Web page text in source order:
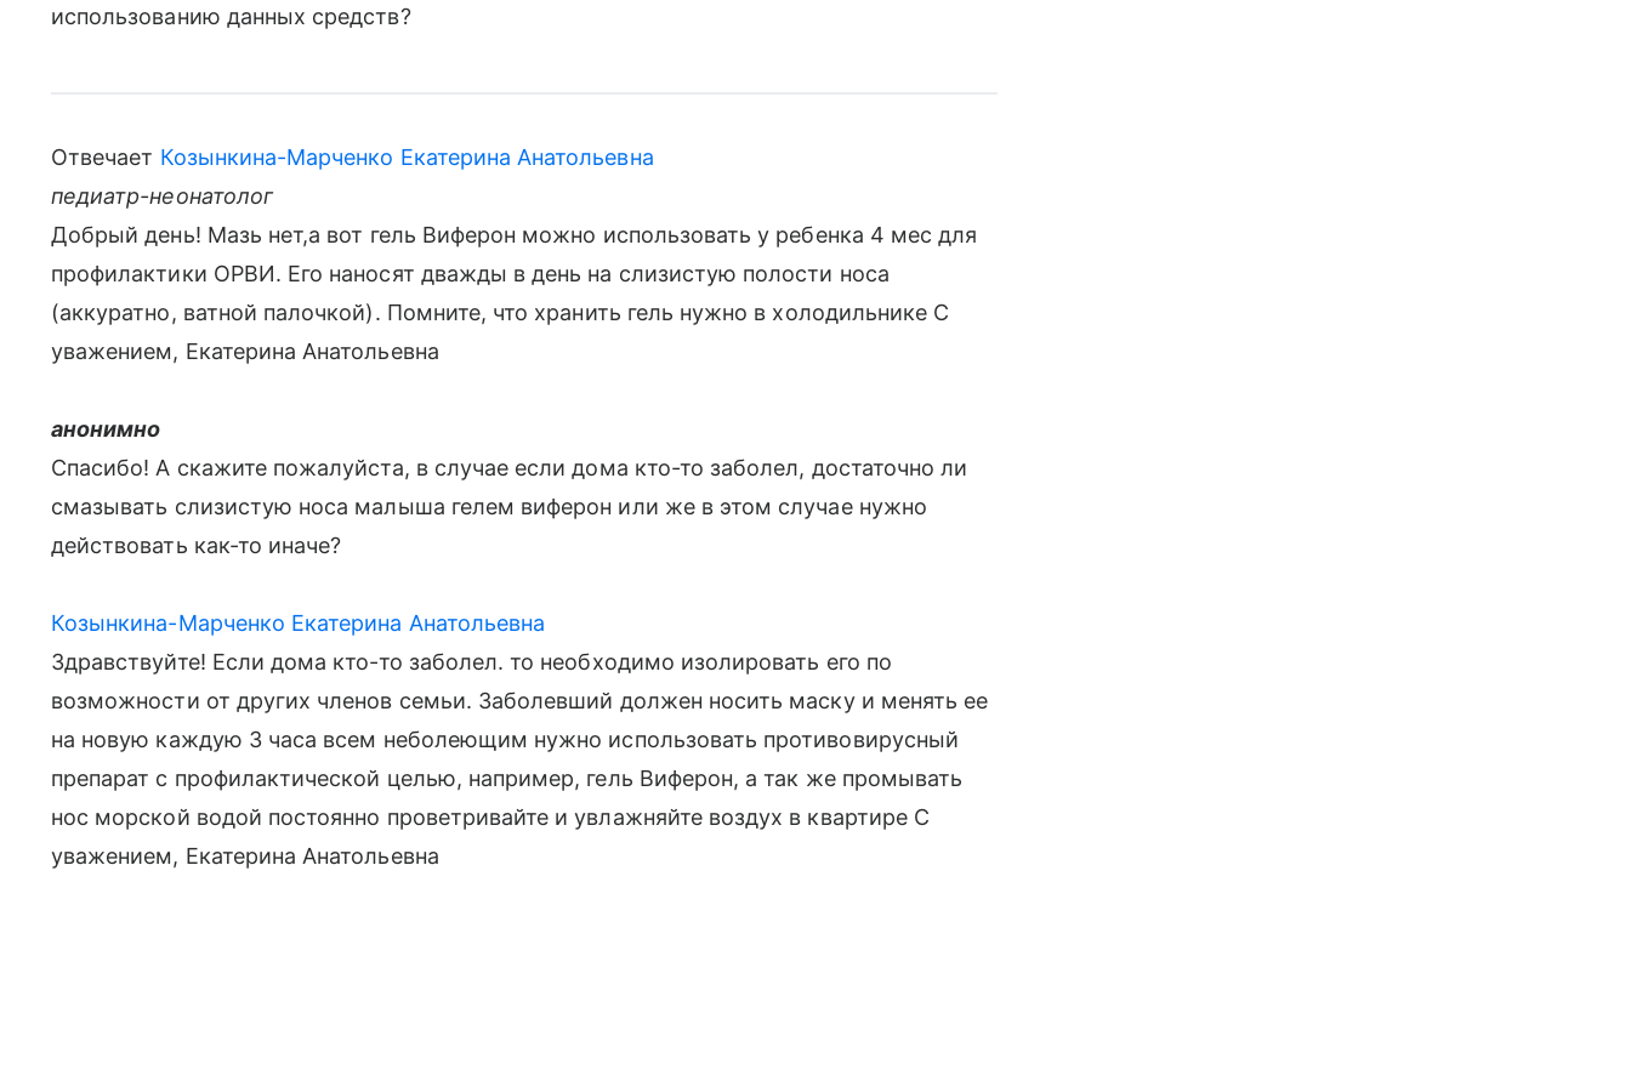
использованию данных средств?
Отвечает Козынкина-Марченко Екатерина Анатольевна
педиатр-неонатолог
Добрый день! Мазь нет,а вот гель Виферон можно использовать у ребенка 4 мес для
профилактики ОРВИ. Его наносят дважды в день на слизистую полости носа
(аккуратно, ватной палочкой). Помните, что хранить гель нужно в холодильнике С
уважением, Екатерина Анатольевна
анонимно
Спасибо! А скажите пожалуйста, в случае если дома кто-то заболел, достаточно ли
смазывать слизистую носа малыша гелем виферон или же в этом случае нужно
действовать как-то иначе?
Козынкина-Марченко Екатерина Анатольевна
Здравствуйте! Если дома кто-то заболел. то необходимо изолировать его по
возможности от других членов семьи. Заболевший должен носить маску и менять ее
на новую каждую 3 часа всем неболеющим нужно использовать противовирусный
препарат с профилактической целью, например, гель Виферон, а так же промывать
нос морской водой постоянно проветривайте и увлажняйте воздух в квартире С
уважением, Екатерина Анатольевна